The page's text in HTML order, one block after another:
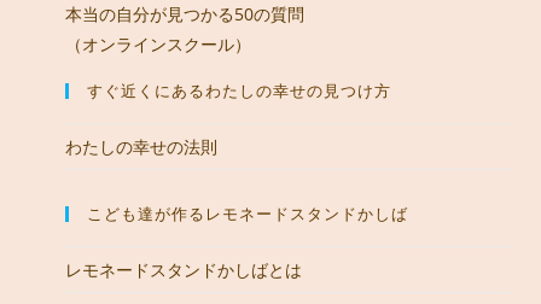
本当の自分が見つかる50の質問
（オンラインスクール）
すぐ近くにあるわたしの幸せの見つけ方
わたしの幸せの法則
こども達が作るレモネードスタンドかしば
レモネードスタンドかしばとは